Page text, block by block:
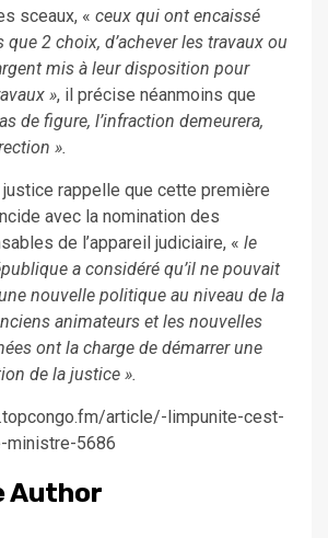
sceaux, « ceux qui ont encaissé
que 2 choix, d’achever les travaux ou
mis à leur disposition pour
», il précise néanmoins que
de figure, l’infraction demeurera,
».
rappelle que cette première
avec la nomination des
de l’appareil judiciaire, « le
a considéré qu’il ne pouvait
nouvelle politique au niveau de la
animateurs et les nouvelles
ont la charge de démarrer une
de la justice ».
article/-limpunite-cest-
ministre-5686
Author